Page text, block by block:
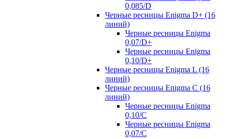
0,085/D
Черные ресницы Enigma D+ (16
линий)
Черные ресницы Enigma
0,07/D+
Черные ресницы Enigma
0,10/D+
Черные ресницы Enigma L (16
линий)
Черные ресницы Enigma C (16
линий)
Черные ресницы Enigma
0,10/C
Черные ресницы Enigma
0,07/С